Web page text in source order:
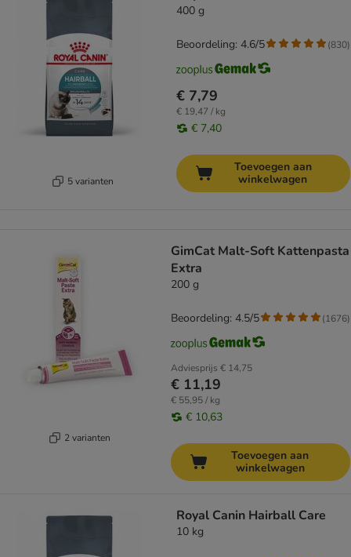
5 varianten
400 g
€ 7,79
€ 19,47 / kg
€ 7,40
Beoordeling: 4.6/5 (830)
Toevoegen aan
winkelwagen
2 varianten
GimCat Malt-Soft Kattenpasta
Extra
200 g
Adviesprijs € 14,75
€ 11,19
€ 55,95 / kg
€ 10,63
Beoordeling: 4.5/5 (1676)
Toevoegen aan
winkelwagen
Royal Canin Hairball Care
10 kg